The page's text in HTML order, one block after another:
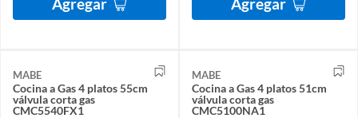
MABE
Cocina a Gas 4 platos 55cm
válvula corta gas
CMC5540FX1
MABE
Cocina a Gas 4 platos 51cm
válvula corta gas
CMC5100NA1